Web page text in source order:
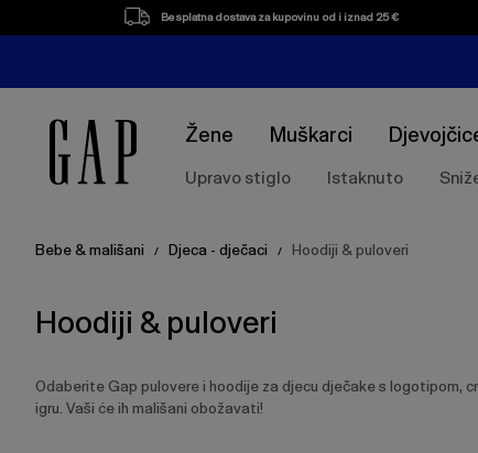
Besplatna dostava za kupovinu od i iznad 25 €
Žene Muškarci
Upravo stiglo Istaknuto
Bebe & mališani / Djeca - dječaci / Hoodiji & puloveri
Hoodiji & puloveri
Odaberite Gap pulovere i hoodije za djecu dječake s logotipom,
igru. Vaši će ih mališani obožavati!
Popis
proizvoda